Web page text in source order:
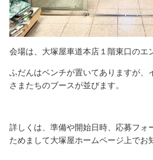
会場は、大塚屋車道本店１階東口のエ
ふだんはベンチが置いてありますが、
さまたちのブースが並びます。
詳しくは、準備や開始日時、応募フォ
ためまして大塚屋ホームページ上でお